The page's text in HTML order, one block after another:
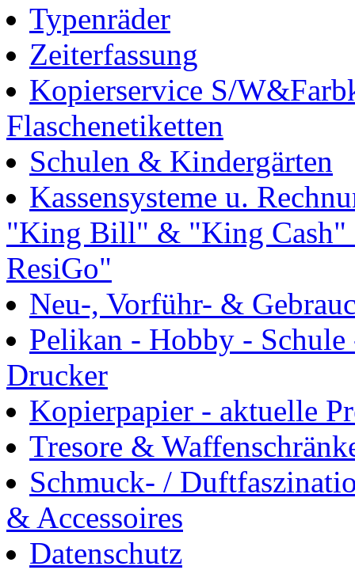
Typenräder
Zeiterfassung
Kopierservice S/
Flaschenetiketten
Schulen & Kindergärten
Kassensysteme u.
"King Bill" & "King
ResiGo"
Neu-, Vorführ- &
Pelikan - Hobby -
Drucker
Kopierpapier - aktuelle
Tresore &
Schmuck- /
& Accessoires
Datenschutz